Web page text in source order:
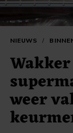
NIEUWS /
weer